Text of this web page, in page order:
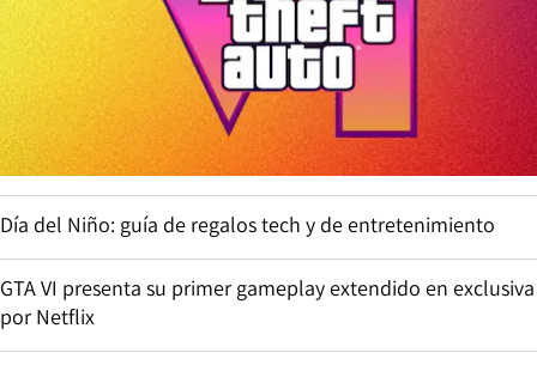
Día del Niño: guía de regalos tech y de entretenimiento
GTA VI presenta su primer gameplay extendido en exclusiva
por Netflix